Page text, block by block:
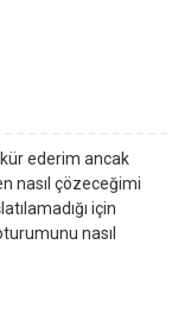
ederim ancak
nasıl çözeceğimi
için
nasıl